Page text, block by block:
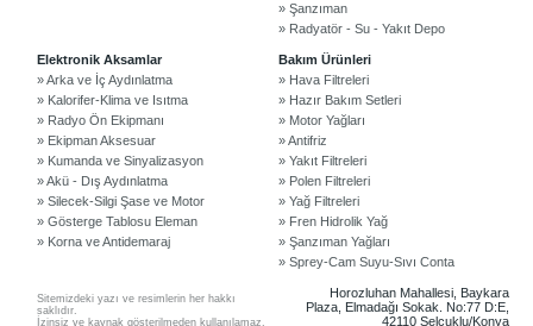
©2024 Courpar Otomotiv & Yedek Parça
Sitemizdeki yazı ve resimlerin her hakkı
saklıdır.
İzinsiz ve kaynak gösterilmeden kullanılamaz.
Horozluhan Mahallesi, Baykara
Plaza, Elmadağı Sokak. No:77 D:E,
42110 Selçuklu/Konya
» Şanzıman
» Radyatör - Su - Yakıt Depo
Elektronik Aksamlar
» Arka ve İç Aydınlatma
» Kalorifer-Klima ve Isıtma
» Radyo Ön Ekipmanı
» Ekipman Aksesuar
» Kumanda ve Sinyalizasyon
» Akü - Dış Aydınlatma
» Silecek-Silgi Şase ve Motor
» Gösterge Tablosu Eleman
» Korna ve Antidemaraj
Bakım Ürünleri
» Hava Filtreleri
» Hazır Bakım Setleri
» Motor Yağları
» Antifriz
» Yakıt Filtreleri
» Polen Filtreleri
» Yağ Filtreleri
» Fren Hidrolik Yağ
» Şanzıman Yağları
» Sprey-Cam Suyu-Sıvı Conta